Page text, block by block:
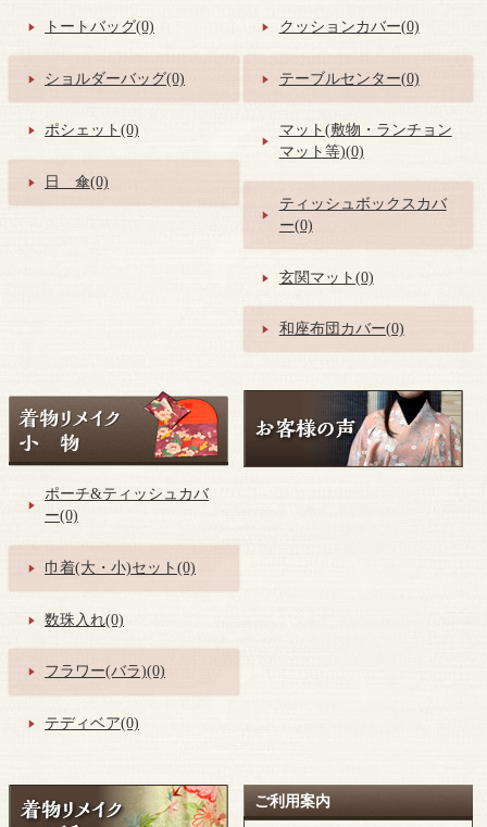
トートバッグ(0)
ショルダーバッグ(0)
ポシェット(0)
日 傘(0)
クッションカバー(0)
テーブルセンター(0)
マット(敷物・ランチョン
マット等)(0)
ティッシュボックスカバ
ー(0)
玄関マット(0)
和座布団カバー(0)
ポーチ&ティッシュカバ
ー(0)
巾着(大・小)セット(0)
数珠入れ(0)
フラワー(バラ)(0)
テディベア(0)
ご利用案内